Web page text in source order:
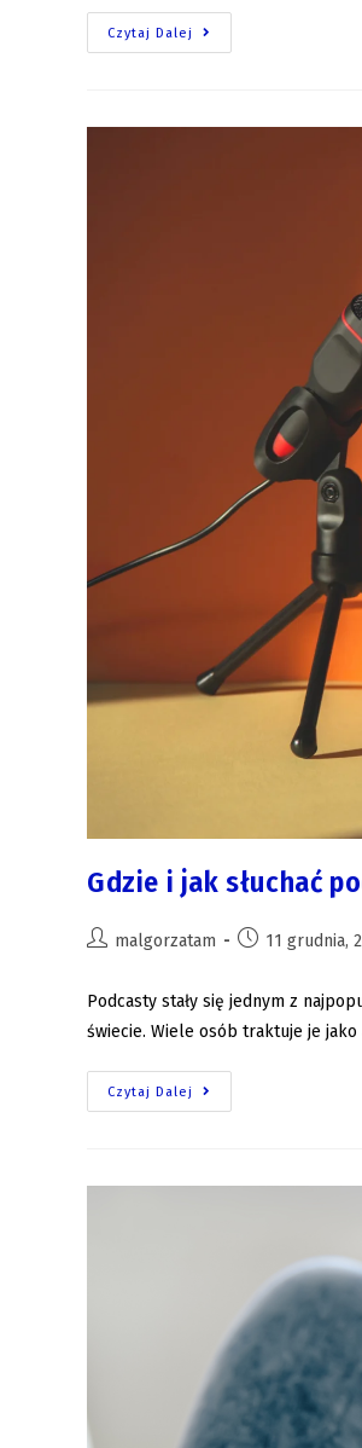
Czytaj Dalej
Gdzie i jak słuchać
malgorzatam 11 grudnia,
Podcasty stały się jednym z
świecie. Wiele osób traktuje je
Czytaj Dalej